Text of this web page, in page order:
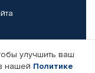
улучшить ваш
нашей Политике